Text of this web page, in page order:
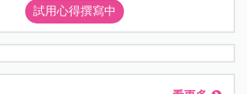
試用心得撰寫中